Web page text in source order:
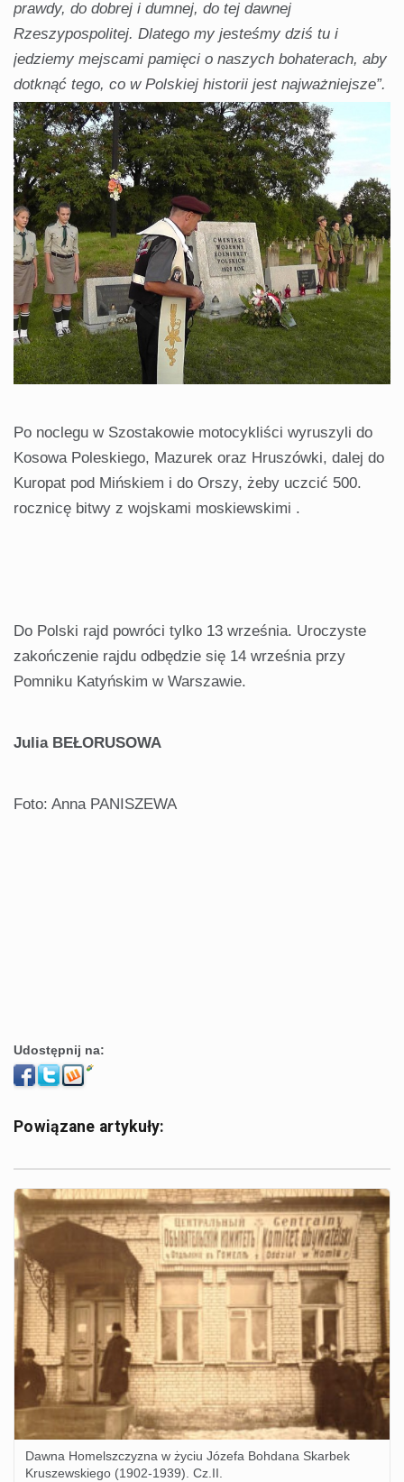
prawdy, do dobrej i dumnej, do tej dawnej
Rzeszypospolitej. Dlatego my jesteśmy dziś tu i
jedziemy mejscami pamięci o naszych bohaterach, aby
dotknąć tego, co w Polskiej historii jest najważniejsze”.
Po noclegu w Szostakowie motocykliści wyruszyli do
Kosowa Poleskiego, Mazurek oraz Hruszówki, dalej do
Kuropat pod Mińskiem i do Orszy, żeby uczcić 500.
rocznicę bitwy z wojskami moskiewskimi .
Do Polski rajd powróci tylko 13 września. Uroczyste
zakończenie rajdu odbędzie się 14 września przy
Pomniku Katyńskim w Warszawie.
Julia BEŁORUSOWA
Foto: Anna PANISZEWA
Udostępnij na:
Powiązane artykuły:
Dawna Homelszczyzna w życiu Józefa Bohdana Skarbek
Kruszewskiego (1902-1939). Cz.II.